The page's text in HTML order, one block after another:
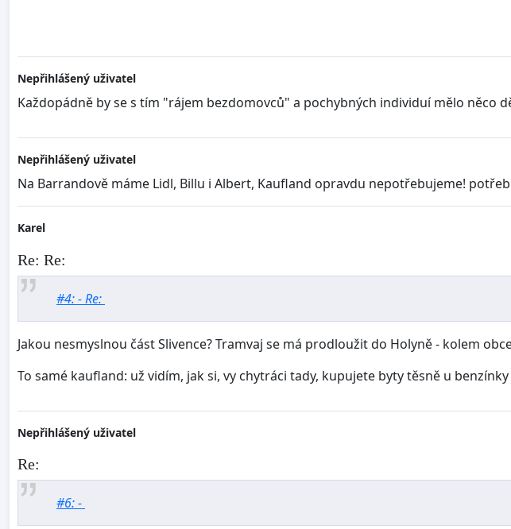
Nepřihlášený uživatel
Každopádně by se s tím "rájem bezdomovců" a pochybných individuí mělo něco
Nepřihlášený uživatel
Na Barrandově máme Lidl, Billu i Albert, Kaufland opravdu nepotřebujeme!
Karel
Re: Re:
#4: - Re:
Jakou nesmyslnou část Slivence? Tramvaj se má prodloužit do Holyně - kolem
To samé kaufland: už vidím, jak si, vy chytráci tady, kupujete byty těsně u
Nepřihlášený uživatel
Re:
#6: -